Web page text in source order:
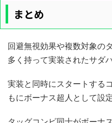
まとめ
回避無視効果や複数対象の
多く持って実装されたサダ
実装と同時にスタートする
もにボーナス超人として設